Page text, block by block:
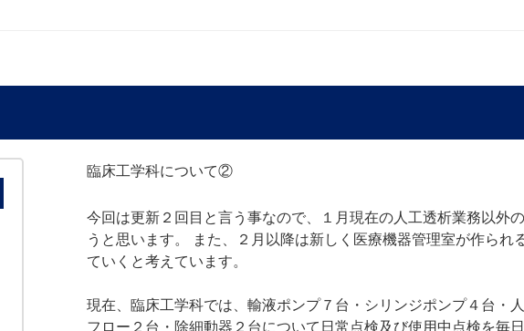
臨床工学科について②
今回は更新２回目と言う事なので、１月現在の人工透析業務以外
うと思います。 また、２月以降は新しく医療機器管理室が作られ
ていくと考えています。
現在、臨床工学科では、輸液ポンプ７台・シリンジポンプ４台・
フロー２台・除細動器２台について日常点検及び使用中点検を毎